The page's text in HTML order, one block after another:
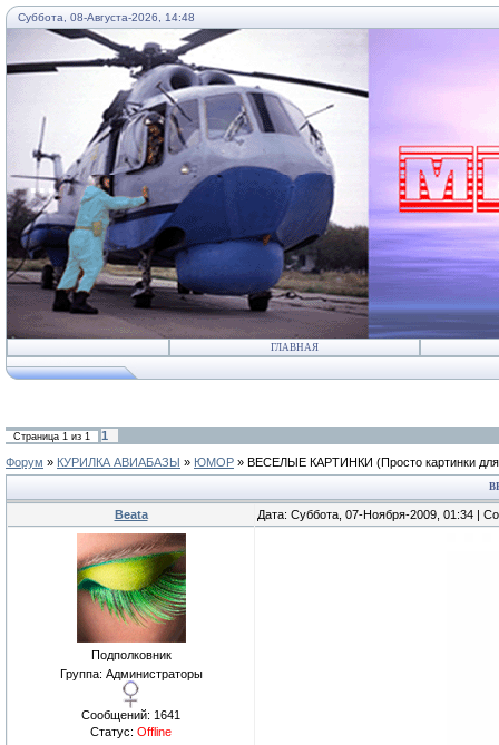
Суббота, 08-Августа-2026, 14:48
...
ГЛАВНАЯ
Страница 1 из 1
1
Форум » КУРИЛКА АВИАБАЗЫ » ЮМОР » ВЕСЕЛЫЕ КАРТИНКИ (Просто картинки
Beata Дата: Суббота, 07-Ноября-2009, 01:34 |
Подполковник
Группа: Администраторы
Сообщений: 1641
Статус: Offline